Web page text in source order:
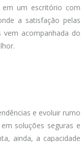
em um escritório com
a satisfação pelas
vem acompanhada do
e evoluir rumo
soluções seguras e
ainda, a capacidade